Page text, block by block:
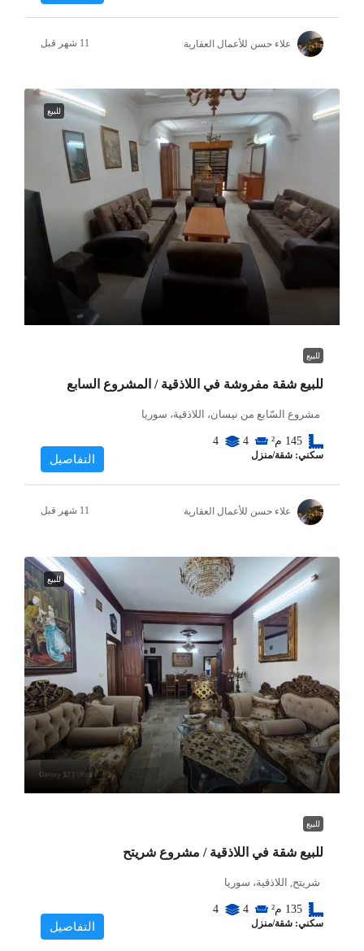
علاء حسن للأعمال العقارية
للبيع
للبيع
للبيع شقة مفروشة في اللاذقية / المشروع السابع
مشروع السّابع من نيسان، اللاذقية، سوريا
145 م² 4
4
سكني: شقة/منزل التفاصيل
علاء حسن للأعمال العقارية
للبيع
للبيع
للبيع شقة في اللاذقية / مشروع شريتح
شريتح, اللاذقية، سوريا
135 م² 4
4
سكني: شقة/منزل التفاصيل